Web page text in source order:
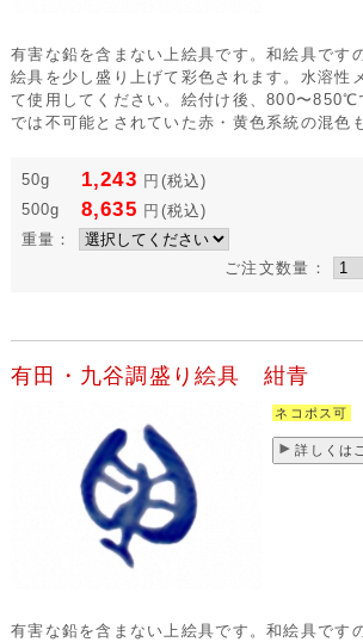
有害な鉛を含まない上絵具です。和絵具です
絵具を少し盛り上げて彩色されます。水溶性
て使用してください。絵付け後、800〜850℃
では不可能とされていた赤・黄色系統の混色
50g 1,243 円 (税込)
500g
8,635 円 (税込)
重量：
ご注文数量：
有田・九谷調盛り絵具 紺青
ネコポス可
詳しくは
有害な鉛を含まない上絵具です。和絵具です